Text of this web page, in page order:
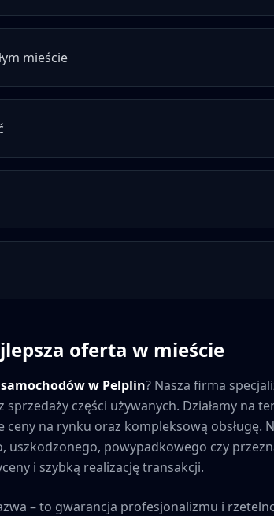
mieście
oferta w mieście
w Pelplin? Nasza firma
części używanych. Działamy na
ceny na rynku oraz kompleksową obsługę.
uszkodzonego, powypadkowego czy
i szybką realizację transakcji.
– to gwarancja profesjonalizmu i